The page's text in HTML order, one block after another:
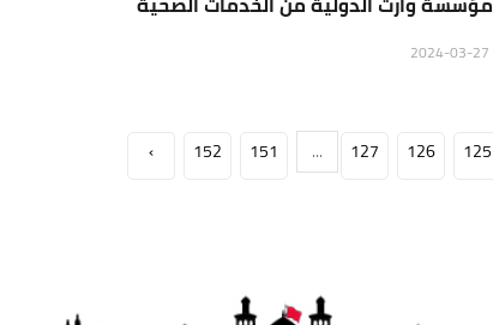
125
126
127
...
151
152
›